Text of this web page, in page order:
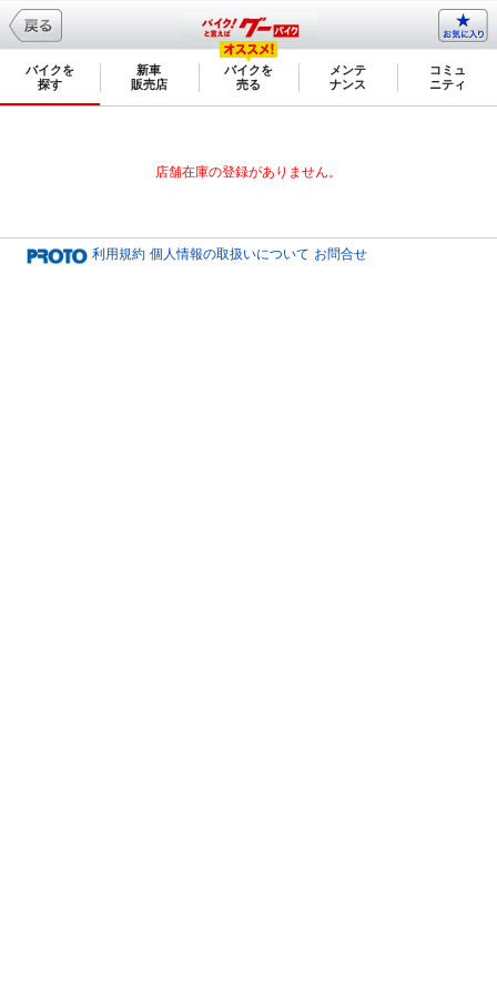
バイクを
探す
新車
販売店
バイクを
売る
メンテ
ナンス
コミュ
ニティ
店舗在庫の登録がありません。
利用規約 個人情報の取扱いについて お問合せ